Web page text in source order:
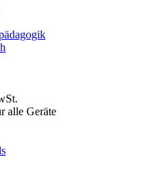
alle Geräte